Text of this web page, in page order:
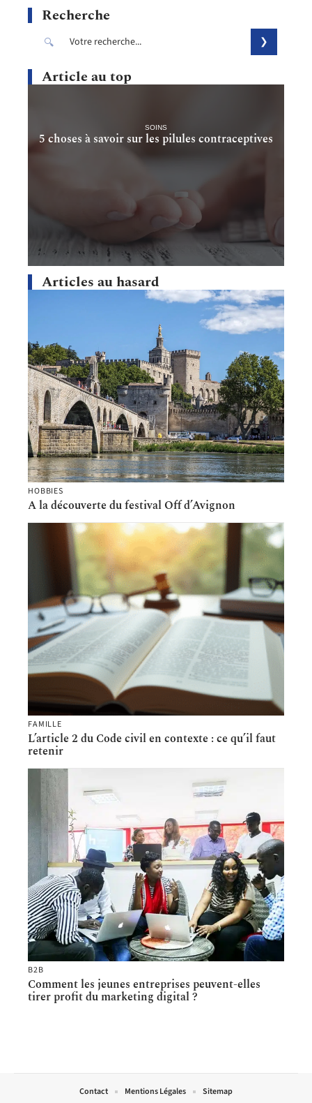
Recherche
Article au top
SOINS
5 choses à savoir sur les pilules contraceptives
Articles au hasard
HOBBIES
A la découverte du festival Off d’Avignon
FAMILLE
L’article 2 du Code civil en contexte : ce qu’il faut
retenir
B2B
Comment les jeunes entreprises peuvent-elles
tirer profit du marketing digital ?
Contact Mentions Légales Sitemap